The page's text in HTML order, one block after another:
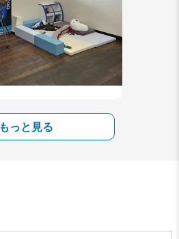
もっと見る